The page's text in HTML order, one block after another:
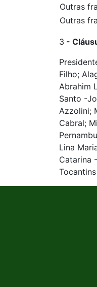
Outras
Outras
3 -
Filho;
Abrahim
Santo -
Azzolini;
Cabral;
Lina
Catarina